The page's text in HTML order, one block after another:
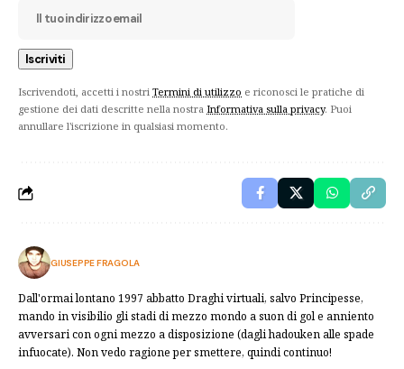
Iscrivendoti, accetti i nostri Termini di utilizzo e riconosci le pratiche di
gestione dei dati descritte nella nostra Informativa sulla privacy. Puoi
annullare l'iscrizione in qualsiasi momento.
GIUSEPPE FRAGOLA
Dall'ormai lontano 1997 abbatto Draghi virtuali, salvo Principesse,
mando in visibilio gli stadi di mezzo mondo a suon di gol e anniento
avversari con ogni mezzo a disposizione (dagli hadouken alle spade
infuocate). Non vedo ragione per smettere, quindi continuo!